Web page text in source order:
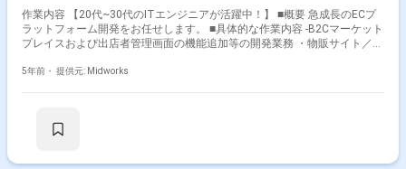
作業内容 【20代~30代のITエンジニアが活躍中！】 ■概要 急成長のECプ
ラットフォーム開発をお任せします。 ■具体的な作業内容 ‐B2Cマーケット
プレイスおよび出店者管理画面の機能追加等の開発業務 ・物販サイト／
プレイスの出店者向け管理画面 ‐B2Bマーケットプレイスおよびサプライ
5年前・ 提供元: Midworks